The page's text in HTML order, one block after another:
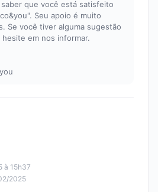
que você está satisfeito
Seu apoio é muito
Se você tiver alguma sugestão
em nos informar.
à 15h37
2025